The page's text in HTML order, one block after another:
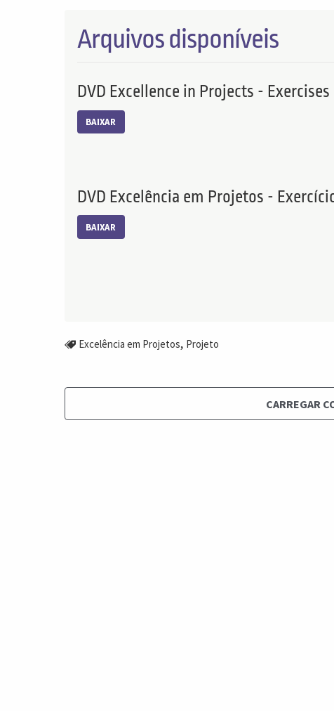
Arquivos disponíveis
DVD Excellence in Projects - Exercises
BAIXAR
DVD Excelência em Projetos -
BAIXAR
Excelência em Projetos, Projeto
CARREGAR